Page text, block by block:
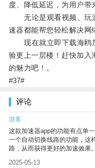
度、降低延迟，为用户带
无论是观看视频、玩
速器都能帮您轻松解决网
现在就立即下载海鸥
验更上一层楼！赶快加入
的魅力吧！。
#37#
评论
游客
这款加速器app的功能有点单
一个自动切换线路的功能，这
路，从而获得更好的加速效果。
2025-05-13